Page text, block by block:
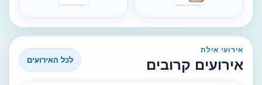
אירועי אילת
אירועים קרובים לכל האירועים